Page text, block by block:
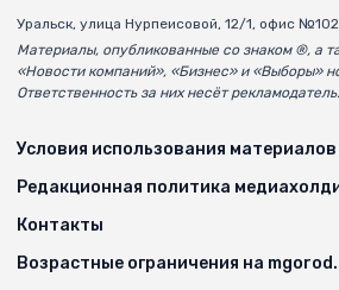
Уральск, улица Нурпеисовой, 12/1, офис
Материалы, опубликованные со знаком ®, а
«Новости компаний», «Бизнес» и «Выборы»
Ответственность за них несёт рекламодатель.
Условия использования
Редакционная политика
Контакты
Возрастные ограничения на